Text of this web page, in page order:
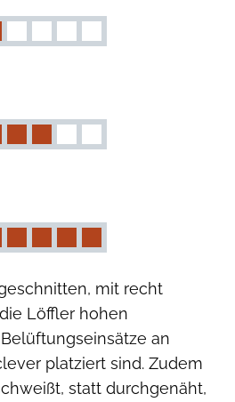
mit recht
Löffler hohen
an
platziert sind. Zudem
statt durchgenäht,